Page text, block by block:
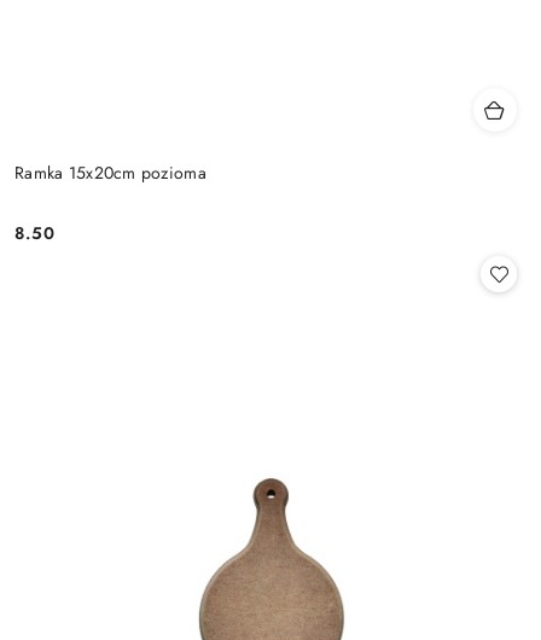
Ramka 15x20cm pozioma
Cena:
8.50